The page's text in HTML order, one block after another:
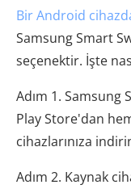
Bir Android
Samsung Smart
seçenektir. İşte
Adım 1. Samsung
Play Store'dan
cihazlarınıza
Adım 2. Kaynak